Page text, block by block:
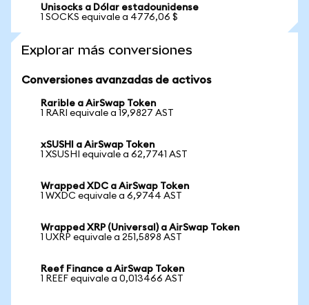
Unisocks a Dólar estadounidense
1 SOCKS equivale a 4776,06 $
Explorar más conversiones
Conversiones avanzadas de activos
Rarible a AirSwap Token
1 RARI equivale a 19,9827 AST
xSUSHI a AirSwap Token
1 XSUSHI equivale a 62,7741 AST
Wrapped XDC a AirSwap Token
1 WXDC equivale a 6,9744 AST
Wrapped XRP (Universal) a AirSwap Token
1 UXRP equivale a 251,5898 AST
Reef Finance a AirSwap Token
1 REEF equivale a 0,013466 AST